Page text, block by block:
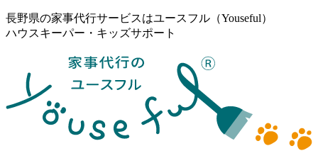
長野県の家事代行サービスはユースフル（Youseful）
ハウスキーパー・キッズサポート